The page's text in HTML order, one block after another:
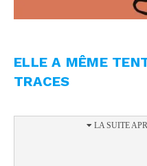
ELLE A MÊME
TRACES